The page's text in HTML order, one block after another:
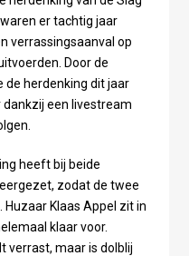
er tachtig jaar
verrassingsaanval op
Door de
herdenking dit jaar
een livestream
heeft bij beide
zodat de twee
Klaas Appel zit in
klaar voor.
verrast, maar is dolblij